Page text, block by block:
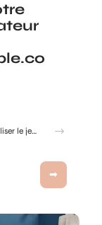
Gobelet Personnalisé anniversaire pour entreprise : animer un anniversaire de marque